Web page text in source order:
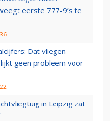
eerste 777-9’s te
Dat vliegen
geen probleem voor
in Leipzig zat